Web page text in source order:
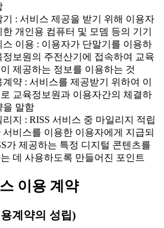
: 서비스 제공을 받기 위해 이용자
한 개인용 컴퓨터 및 모뎀 등의 기기
이용 : 이용자가 단말기를 이용하
정보원의 주전산기에 접속하여 교육
제공하는 정보를 이용하는 것
약 : 서비스를 제공받기 위하여 이
교육정보원과 이용자간의 체결하
을 말함
지 : RISS 서비스 중 마일리지 적립
서비스를 이용한 이용자에게 지급되
가 제공하는 특정 디지털 콘텐츠를
데 사용하도록 만들어진 포인트
이용 계약
계약의 성립)